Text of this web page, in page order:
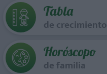
Tabla
de crecimiento
Horóscopo
de familia